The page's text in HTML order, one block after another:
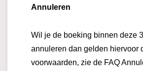
Annuleren
Wil je de boeking binnen deze
annuleren dan gelden hiervoor
voorwaarden, zie de FAQ